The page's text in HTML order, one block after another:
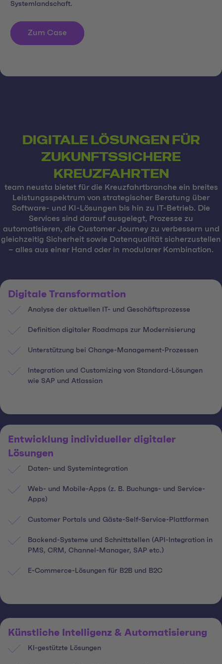
Systemlandschaft.
Zum Case
DIGITALE LÖSUNGEN FÜR
ZUKUNFTSSICHERE
KREUZFAHRTEN
team neusta bietet für die Kreuzfahrtbranche ein breites
Leistungsspektrum von strategischer Beratung über
Software- und KI-Lösungen bis hin zu IT-Betrieb. Die
Services sind darauf ausgelegt, Prozesse zu
automatisieren, die Customer Journey zu verbessern und
gleichzeitig Sicherheit sowie Datenqualität sicherzustellen
– alles aus einer Hand oder in modularer Kombination.
Digitale Transformation
Analyse der aktuellen IT- und Geschäftsprozesse
Definition digitaler Roadmaps zur Modernisierung
Unterstützung bei Change-Management-Prozessen
Integration und Customizing von Standard-Lösungen
wie SAP und Atlassian
Entwicklung individueller digitaler
Lösungen
Daten- und Systemintegration
Web- und Mobile-Apps (z. B. Buchungs- und Service-
Apps)
Customer Portals und Gäste-Self-Service-Plattformen
Backend-Systeme und Schnittstellen (API-Integration in
PMS, CRM, Channel-Manager, SAP etc.)
E-Commerce-Lösungen für B2B und B2C
Künstliche Intelligenz & Automatisierung
KI-gestützte Lösungen